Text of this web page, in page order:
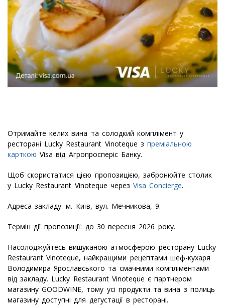
Отримайте келих вина та солодкий комплімент у
ресторані Lucky Restaurant Vinoteque зпреміальною
карткою Visa від Агропросперіс Банку.
Щоб скористатися цією пропозицією, забронюйте столик
у Lucky Restaurant Vinoteque черезVisa Concierge.
Адреса закладу: м. Київ, вул. Мечникова, 9.
Термін дії пропозиції: до 30 вересня 2026 року.
Насолоджуйтесь вишуканою атмосферою ресторану Lucky
Restaurant Vinoteque, найкращими рецептами шеф-кухаря
Володимира Ярославського та смачними компліментами
від закладу. Lucky Restaurant Vinoteque є партнером
магазину GOODWINE, тому усі продукти та вина з полиць
магазину доступні для дегустації в ресторані.